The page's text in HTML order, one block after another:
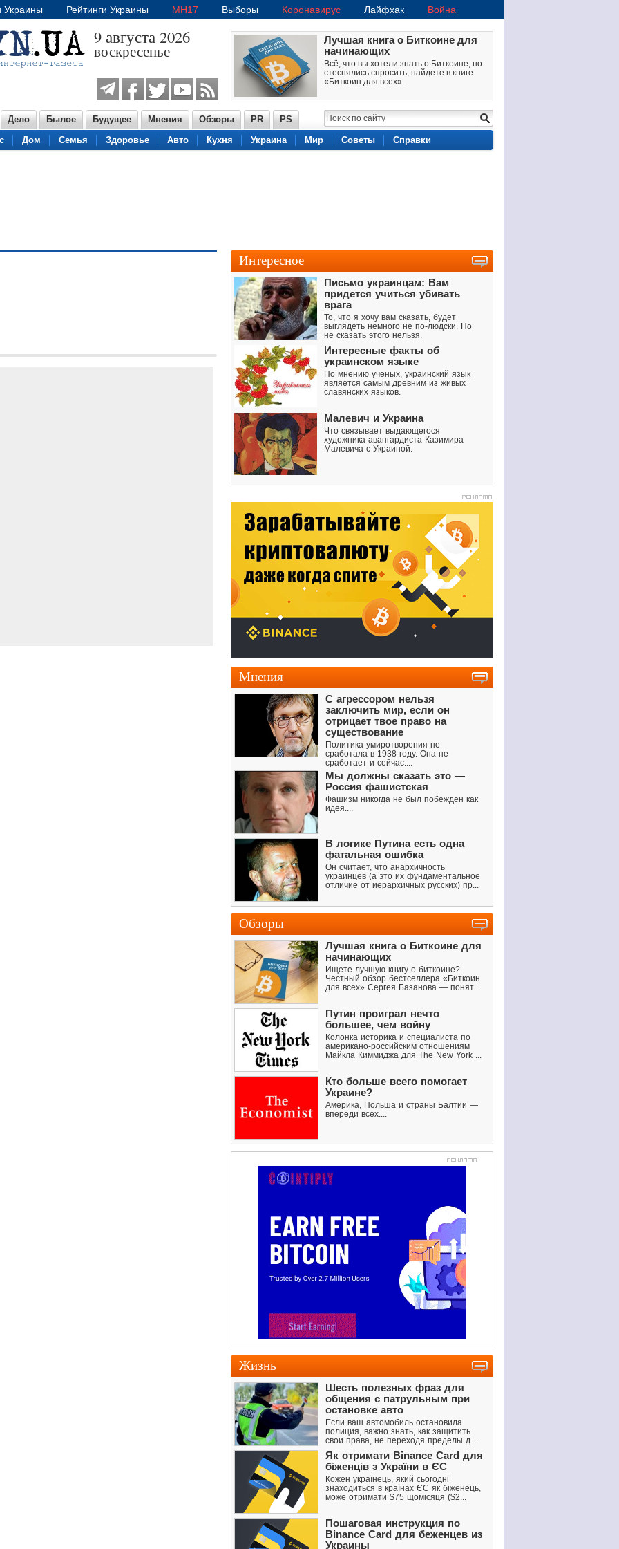
Украины Рейтинги Украины MH17 Выборы Коронавирус Лайфхак Война
9 августа 2026
воскресенье
Лучшая книга о Биткоине для
начинающих
Всё, что вы хотели знать о Биткоине, но
стеснялись спросить, найдете в книге
«Биткоин для всех».
Дело Былое Будущее Мнения Обзоры PR
PS
Дом Семья Здоровье Авто Кухня Украина Мир Советы Справки
Интересное
Письмо украинцам: Вам
придется учиться убивать
врага
То, что я хочу вам сказать, будет
выглядеть немного не по-людски. Но
не сказать этого нельзя.
Интересные факты об
украинском языке
По мнению ученых, украинский язык
является самым древним из живых
славянских языков.
Малевич и Украина
Что связывает выдающегося
художника-авангардиста Казимира
Малевича с Украиной.
Мнения
С агрессором нельзя
заключить мир, если он
отрицает твое право на
существование
Политика умиротворения не
сработала в 1938 году. Она не
сработает и сейчас....
Мы должны сказать это —
Россия фашистская
Фашизм никогда не был побежден как
идея....
В логике Путина есть одна
фатальная ошибка
Он считает, что анархичность
украинцев (а это их фундаментальное
отличие от иерархичных русских) пр...
Обзоры
Лучшая книга о Биткоине для
начинающих
Ищете лучшую книгу о биткоине?
Честный обзор бестселлера «Биткоин
для всех» Сергея Базанова — понят...
Путин проиграл нечто
большее, чем войну
Колонка историка и специалиста по
американо-российским отношениям
Майкла Киммиджа для The New York ...
Кто больше всего помогает
Украине?
Америка, Польша и страны Балтии —
впереди всех....
Жизнь
Шесть полезных фраз для
общения с патрульным при
остановке авто
Если ваш автомобиль остановила
полиция, важно знать, как защитить
свои права, не переходя пределы д...
Як отримати Binance Card для
біженців з України в ЄС
Кожен українець, який сьогодні
знаходиться в країнах ЄС як біженець,
може отримати $75 щомісяця ($2...
Пошаговая инструкция по
Binance Card для беженцев из
Украины